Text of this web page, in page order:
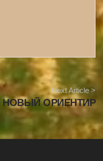
Next Article >
НОВЫЙ ОРИЕНТИР